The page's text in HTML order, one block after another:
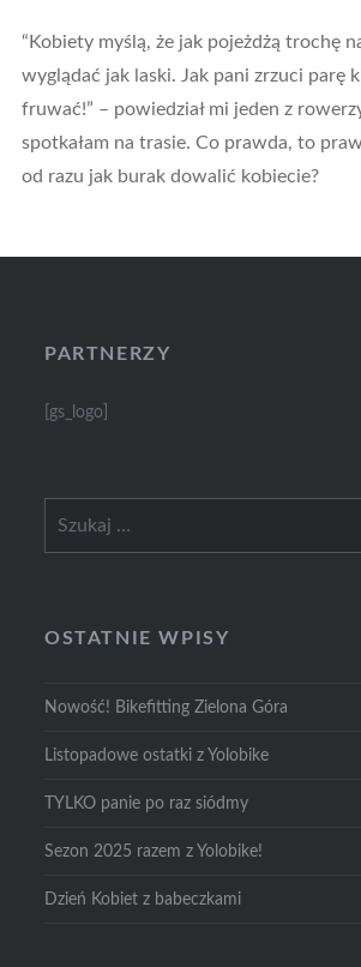
“Kobiety myślą, że jak pojeżdżą trochę
wyglądać jak laski. Jak pani zrzuci parę
fruwać!” – powiedział mi jeden z
spotkałam na trasie. Co prawda, to
od razu jak burak dowalić kobiecie?
PARTNERZY
[gs_logo]
OSTATNIE WPISY
Nowość! Bikefitting Zielona Góra
Listopadowe ostatki z Yolobike
TYLKO panie po raz siódmy
Sezon 2025 razem z Yolobike!
Dzień Kobiet z babeczkami